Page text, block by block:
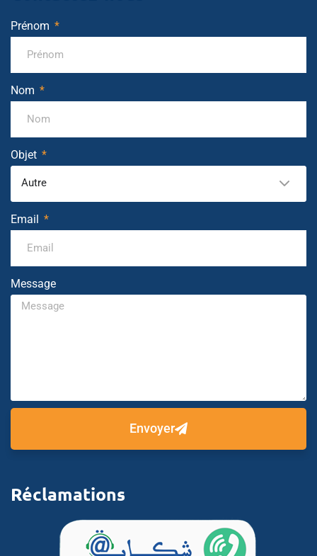
Prénom
Nom
Objet
Autre
Email
Message
Envoyer
Réclamations